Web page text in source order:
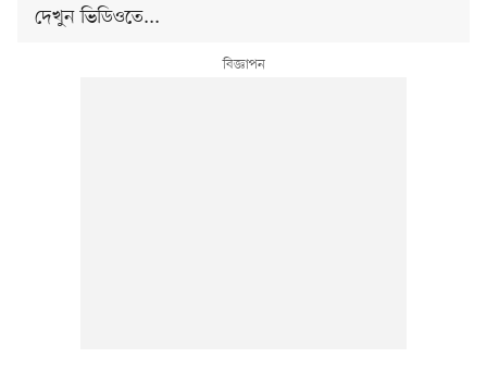
দেখুন ভিডিওতে...